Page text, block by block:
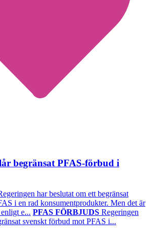
begränsat PFAS-förbud i
har beslutat om ett begränsat
i en rad konsumentprodukter. Men det är
e... PFAS FÖRBJUDS Regeringen
svenskt förbud mot PFAS i...